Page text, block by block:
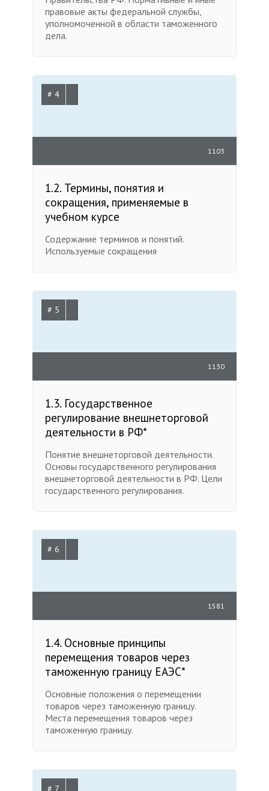
правовые акты федеральной службы,
уполномоченной в области таможенного
дела.
# 4
1103
1.2. Термины, понятия и
сокращения, применяемые в
учебном курсе
Содержание терминов и понятий.
Используемые сокращения
# 5
1130
1.3. Государственное
регулирование внешнеторговой
деятельности в РФ*
Понятие внешнеторговой деятельности.
Основы государственного регулирования
внешнеторговой деятельности в РФ. Цели
государственного регулирования.
# 6
1581
1.4. Основные принципы
перемещения товаров через
таможенную границу ЕАЭС*
Основные положения о перемещении
товаров через таможенную границу.
Места перемещения товаров через
таможенную границу.
# 7